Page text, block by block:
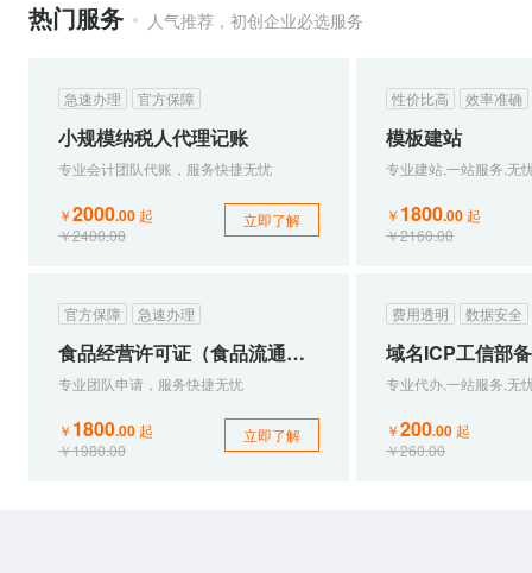
热门服务 人气推荐，初创企业必选服务
急速办理 官方保障
小规模纳税人代理记账
专业会计团队代账，服务快捷无忧
￥2000.00 起
￥2400.00
立即了解
性价比高 效率准确
模板建站
专业建站,一站服务,无
￥ 1800.00 起
￥2160.00
官方保障 急速办理
食品经营许可证（食品流通许可证）
专业团队申请，服务快捷无忧
￥ 1800.00 起
￥1980.00
立即了解
费用透明 数据安全
域名ICP工信部
专业代办,一站服务,无
￥200.00 起
￥260.00
专业服务
个人社保代缴
专业团队办理，服务快捷无忧
￥980
官方保障
专业团队
￥1800
专业服务
税务变更
专业团队，快捷服务；专人指导，省时...
￥1000
官方保障
网络文
专业团队
￥